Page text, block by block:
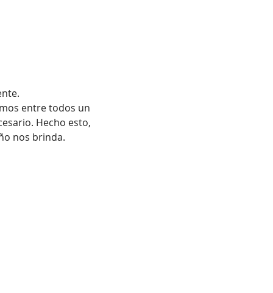
entre todos un
Hecho esto,
nos brinda.